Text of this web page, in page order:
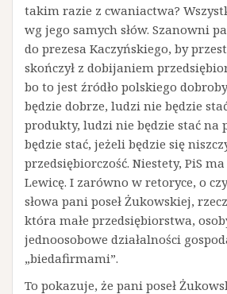
takim razie z cwaniactwa?
wg jego samych słów. Szanowni
do prezesa Kaczyńskiego, by
skończył z dobijaniem
bo to jest źródło polskiego
będzie dobrze, ludzi nie będzie
produkty, ludzi nie będzie stać na
będzie stać, jeżeli będzie się
przedsiębiorczość. Niestety, PiS
Lewicę. I zarówno w retoryce, o
słowa pani poseł Żukowskiej,
która małe przedsiębiorstwa,
jednoosobowe działalności
„biedafirmami”.
To pokazuje, że pani poseł